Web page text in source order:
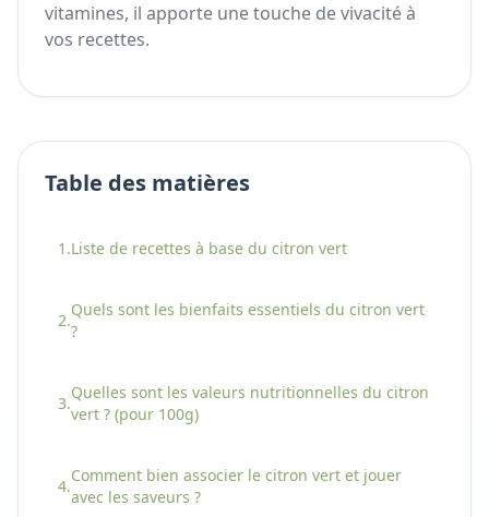
vitamines, il apporte une touche de vivacité à
vos recettes.
Table des matières
1.Liste de recettes à base du citron vert
2.
Quels sont les bienfaits essentiels du citron vert
?
3.
Quelles sont les valeurs nutritionnelles du citron
vert ? (pour 100g)
4.
Comment bien associer le citron vert et jouer
avec les saveurs ?